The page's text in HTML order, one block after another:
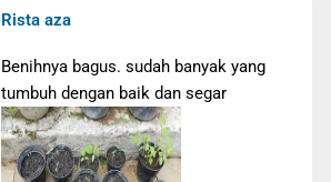
Rista aza
Benihnya bagus. sudah banyak yang
tumbuh dengan baik dan segar